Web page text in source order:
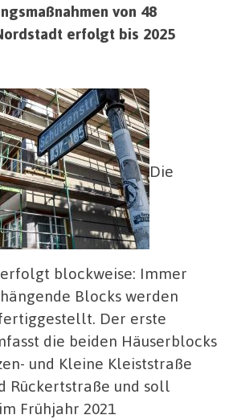
von 48
erfolgt bis 2025
Die
blockweise: Immer
Blocks werden
Der erste
die beiden Häuserblocks
und Kleine Kleiststraße
Rückertstraße und soll
Frühjahr 2021